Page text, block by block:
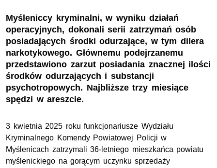
Myśleniccy kryminalni, w wyniku działań
operacyjnych, dokonali serii zatrzymań osób
posiadających środki odurzające, w tym dilera
narkotykowego. Głównemu podejrzanemu
przedstawiono zarzut posiadania znacznej ilości
środków odurzających i substancji
psychotropowych. Najbliższe trzy miesiące
spędzi w areszcie.
3 kwietnia 2025 roku funkcjonariusze Wydziału
Kryminalnego Komendy Powiatowej Policji w
Myślenicach zatrzymali 36-letniego mieszkańca powiatu
myślenickiego na gorącym uczynku sprzedaży